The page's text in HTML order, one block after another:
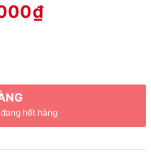
hết hàng